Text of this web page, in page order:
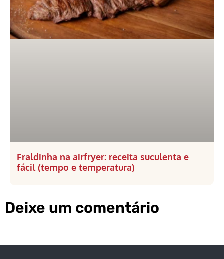
Fraldinha na airfryer: receita suculenta e
fácil (tempo e temperatura)
Deixe um comentário